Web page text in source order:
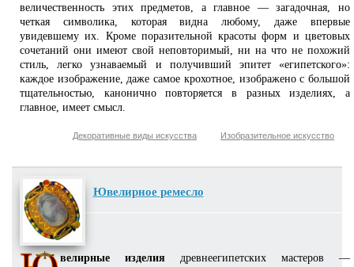
величественность этих предметов, а главное — загадочная, но
четкая символика, которая видна любому, даже впервые
увидевшему их. Кроме поразительной красоты форм и цветовых
сочетаний они имеют свой неповторимый, ни на что не похожий
стиль, легко узнаваемый и получивший эпитет «египетского»:
каждое изображение, даже самое крохотное, изображено с большой
тщательностью, канонично повторяется в разных изделиях, а
главное, имеет смысл.
Изобразительное искусство
Декоративные виды искусства
Ювелирное ремесло
велирные изделия древнеегипетских мастеров —